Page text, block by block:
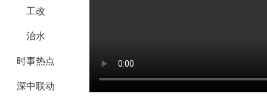
工改
治水
时事热点
深中联动